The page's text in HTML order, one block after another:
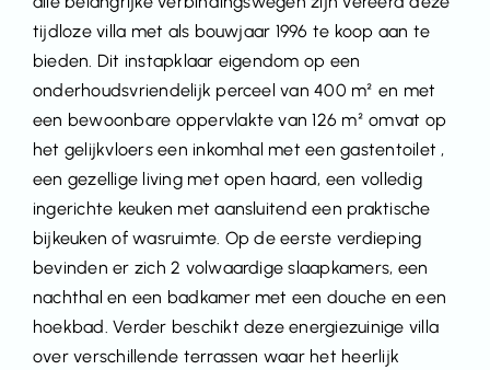
tijdloze villa met als bouwjaar 1996 te koop aan te
bieden. Dit instapklaar eigendom op een
onderhoudsvriendelijk perceel van 400 m² en met
een bewoonbare oppervlakte van 126 m² omvat op
het gelijkvloers een inkomhal met een gastentoilet ,
een gezellige living met open haard, een volledig
ingerichte keuken met aansluitend een praktische
bijkeuken of wasruimte. Op de eerste verdieping
bevinden er zich 2 volwaardige slaapkamers, een
nachthal en een badkamer met een douche en een
hoekbad. Verder beschikt deze energiezuinige villa
over verschillende terrassen waar het heerlijk